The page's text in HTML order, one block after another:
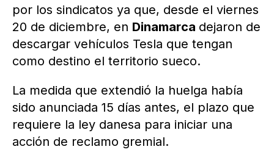
por los sindicatos ya que, desde el viernes
20 de diciembre, en Dinamarca dejaron de
descargar vehículos Tesla que tengan
como destino el territorio sueco.
La medida que extendió la huelga había
sido anunciada 15 días antes, el plazo que
requiere la ley danesa para iniciar una
acción de reclamo gremial.